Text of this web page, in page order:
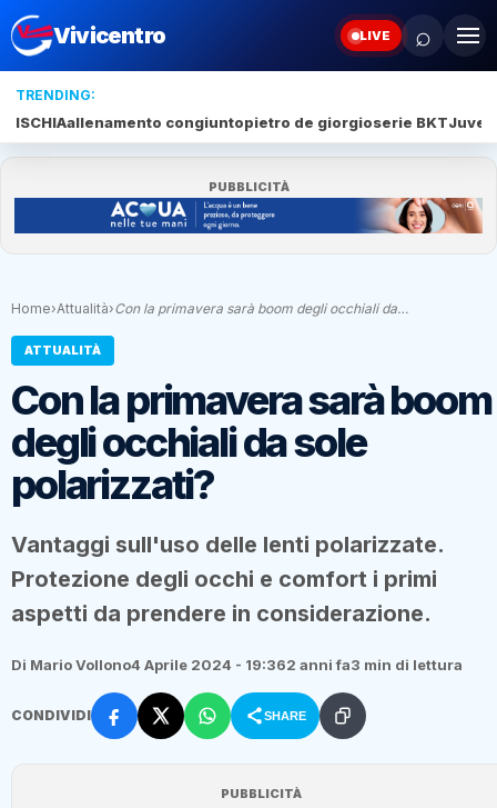
Vivicentro LIVE ⌕
TRENDING:
ISCHIAallenamento congiuntopietro de giorgioserie BKTJuve
PUBBLICITÀ
Home›Attualità›Con la primavera sarà boom degli occhiali da…
ATTUALITÀ
Con la primavera sarà boom
degli occhiali da sole
polarizzati?
Vantaggi sull'uso delle lenti polarizzate.
Protezione degli occhi e comfort i primi
aspetti da prendere in considerazione.
Di Mario Vollono4 Aprile 2024 - 19:362 anni fa3 min di lettura
CONDIVIDI SHARE
PUBBLICITÀ